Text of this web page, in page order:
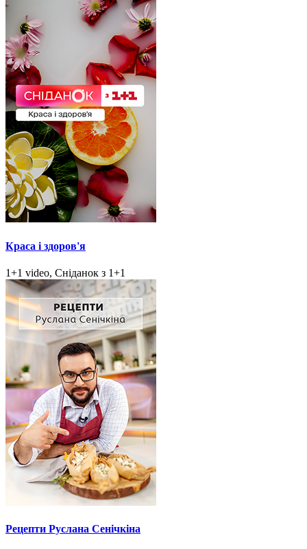
Краса і здоров'я
1+1 video, Сніданок з 1+1
Рецепти Руслана Сенічкіна